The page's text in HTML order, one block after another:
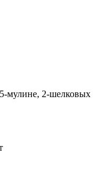
мулине, 2-шелковых